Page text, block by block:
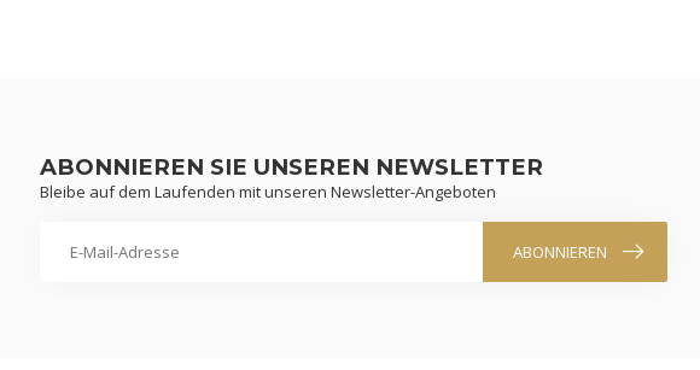
ABONNIEREN SIE UNSEREN NEWSLETTER
Bleibe auf dem Laufenden mit unseren Newsletter-Angeboten
ABONNIEREN